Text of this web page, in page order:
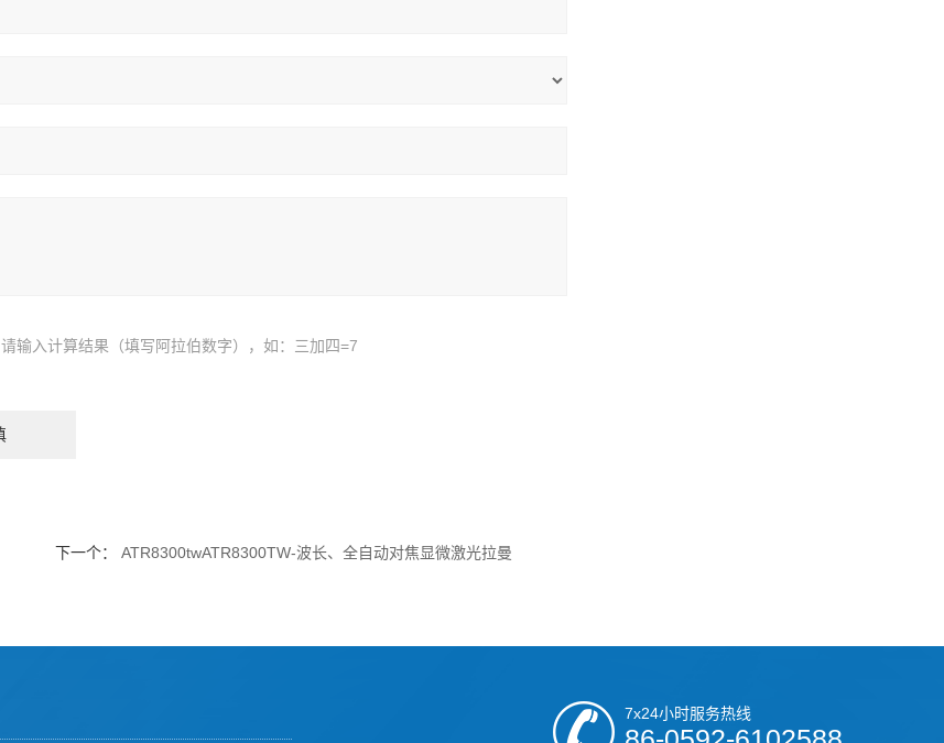
请输入计算结果（填写阿拉伯数字），如：三加四=7
下一个： ATR8300twATR8300TW-波长、全自动对焦显微激光拉曼
7x24小时服务热线